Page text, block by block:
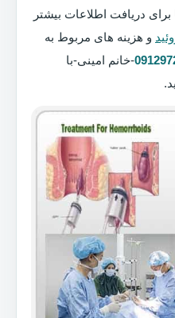
دریافت اطلاعات بیشتر
و هزینه های مربوط به
-خانم امینی-با